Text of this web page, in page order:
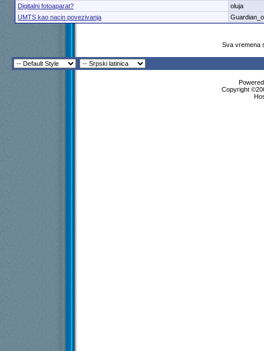
Digitalni fotoaparat?
oluja
UMTS kao nacin povezivanja
Sva vremena
Copyright